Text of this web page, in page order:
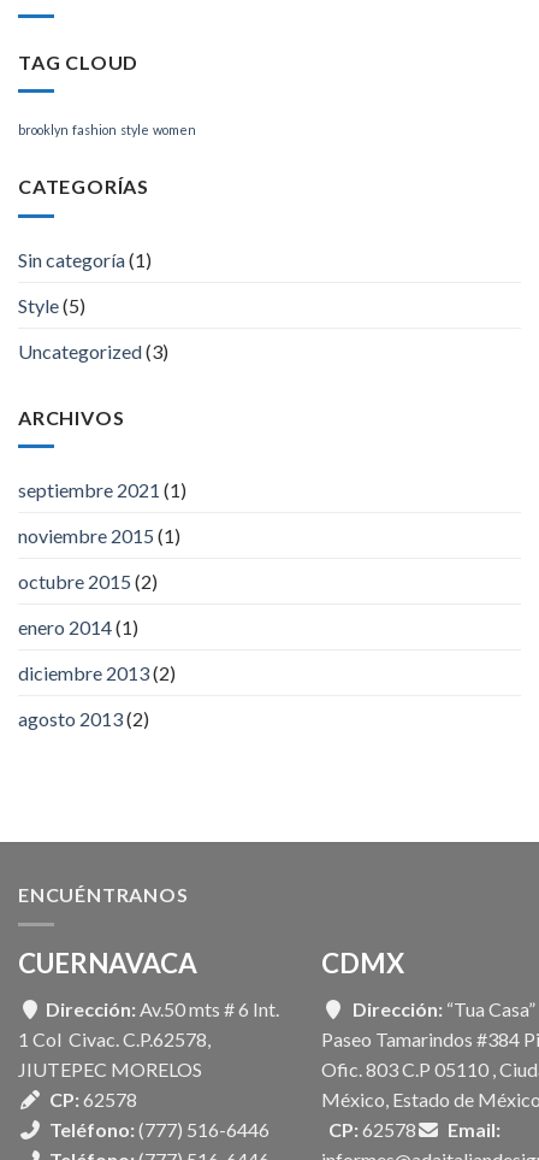
TAG CLOUD
brooklyn fashion style women
CATEGORÍAS
Sin categoría(1)
Style(5)
Uncategorized(3)
ARCHIVOS
septiembre 2021 (1)
noviembre 2015 (1)
octubre 2015 (2)
enero 2014(1)
diciembre 2013(2)
agosto 2013(2)
ENCUÉNTRANOS
CUERNAVACA
Dirección: Av.50 mts # 6 Int.
1 Col Civac. C.P.62578,
JIUTEPEC MORELOS
CP: 62578
Teléfono: (777) 516-6446
CDMX
Dirección: “Tua Casa”
Paseo Tamarindos #384
Ofic. 803 C.P 05110 ,
México, Estado de
CP: 62578
Email: